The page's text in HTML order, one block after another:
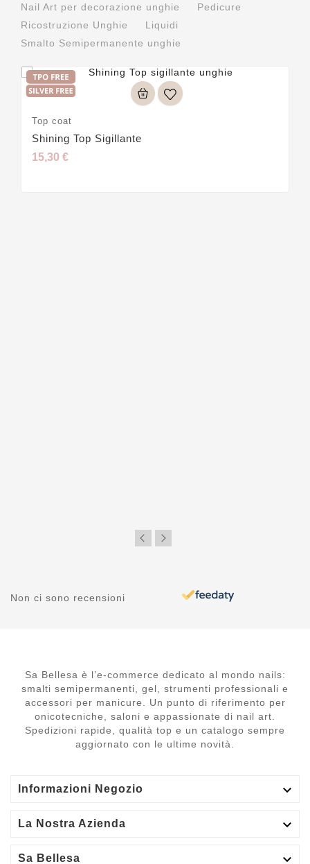
Nail Art per decorazione unghie
Pedicure
Ricostruzione Unghie
Liquidi
Smalto Semipermanente unghie
Top coat
Shining Top Sigillante
15,30 €
Non ci sono recensioni
Sa Bellesa è l’e-commerce dedicato al mondo nails:
smalti semipermanenti, gel, strumenti professionali e
accessori per manicure. Un punto di riferimento per
onicotecniche, saloni e appassionate di nail art.
Spedizioni rapide, qualità top e un catalogo sempre
aggiornato con le ultime novità.
Informazioni Negozio 
La Nostra Azienda 
Sa Bellesa 